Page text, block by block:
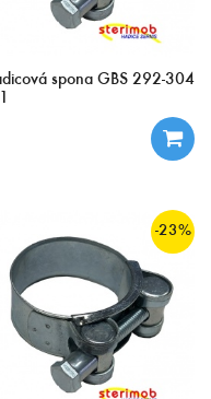
spona GBS 292-304
-23%